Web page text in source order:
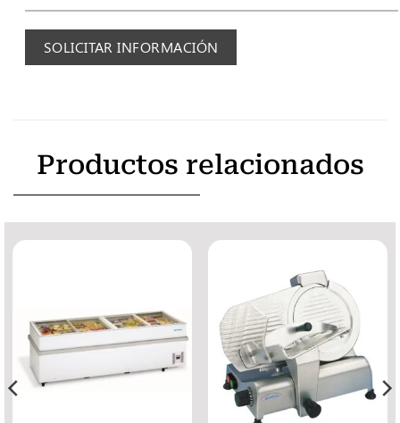
SOLICITAR INFORMACIÓN
Productos relacionados